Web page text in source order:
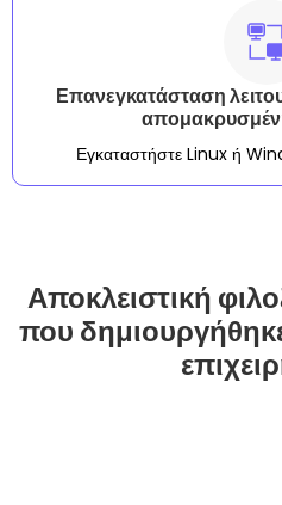
Επανεγκατάσταση
Εγκαταστήστε Linux ή
Αποκλειστική
που